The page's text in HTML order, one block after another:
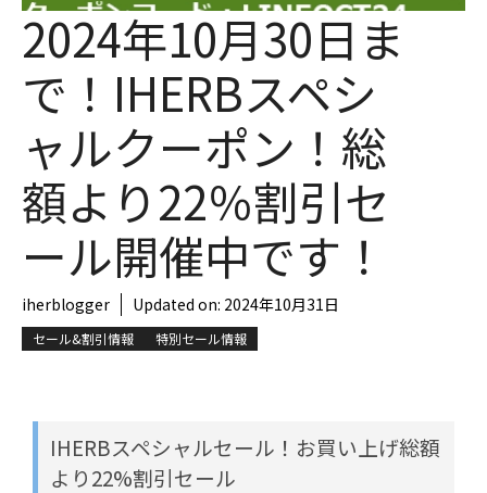
2024年10月30日ま
で！IHERBスペシ
ャルクーポン！総
額より22％割引セ
ール開催中です！
iherblogger Updated on: 2024年10月31日
セール&割引情報 特別セール情報
IHERBスペシャルセール！お買い上げ総額
より22%割引セール